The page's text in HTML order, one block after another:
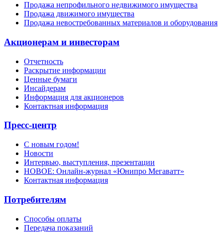
Продажа непрофильного недвижимого имущества
Продажа движимого имущества
Продажа невостребованных материалов и оборудования
Акционерам и инвесторам
Отчетность
Раскрытие информации
Ценные бумаги
Инсайдерам
Информация для акционеров
Контактная информация
Пресс-центр
С новым годом!
Новости
Интервью, выступления, презентации
НОВОЕ: Онлайн-журнал «Юнипро Мегаватт»
Контактная информация
Потребителям
Способы оплаты
Передача показаний